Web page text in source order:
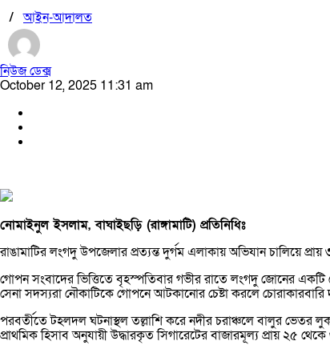
/আইন-আদালত
নিউজ ডেক্স
October 12, 2025 11:31 am
নোমাইনুল ইসলাম, বাঘাইছড়ি (রাঙ্গামাটি) প্রতিনিধিঃ
রাঙামাটির লংগদু উপজেলার প্রত্যন্ত দুর্গম এলাকায় অভিযান চালিয়ে
গোপন সংবাদের ভিত্তিতে বৃহস্পতিবার গভীর রাতে লংগদু জোনের
সেনা সদস্যরা নৌকাটিকে গোপনে আটকানোর চেষ্টা করলে চোরাকারবারি
পরবর্তীতে টহলদল ঘটনাস্থল তল্লাশি করে নদীর চরাঞ্চলে বালুর ভেতর
প্রাথমিক হিসাব অনুযায়ী উদ্ধারকৃত সিগারেটের বাজারমূল্য প্রায় ২৫